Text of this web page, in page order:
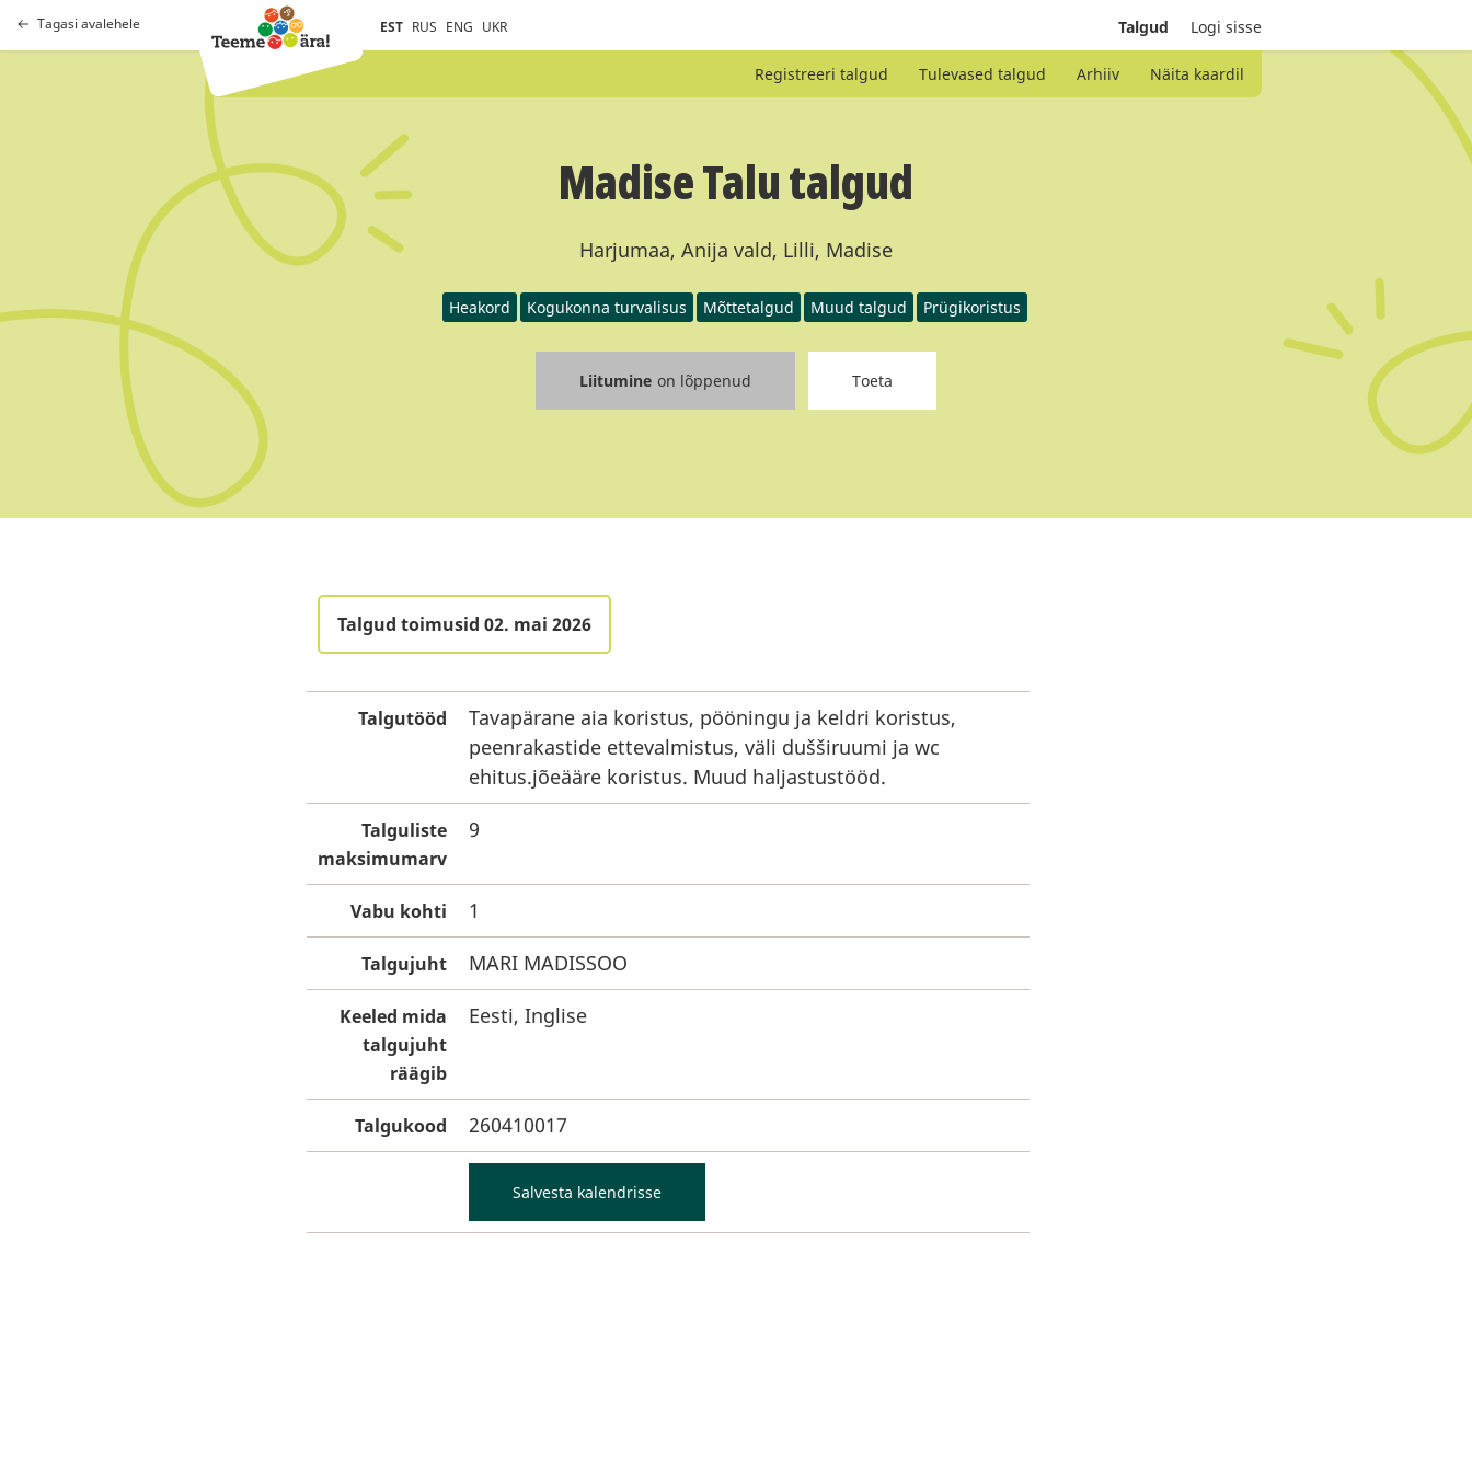
Tagasi avalehele EST RUS ENG UKR Talgud Logi sisse
Registreeri talgud Tulevased talgud Arhiiv Näita kaardil
Madise Talu talgud
Harjumaa, Anija vald, Lilli, Madise
Heakord Kogukonna turvalisus Mõttetalgud Muud talgud Prügikoristus
Liitumine on lõppenud Toeta
Talgud toimusid 02. mai 2026
Talgutööd
Tavapärane aia koristus, pööningu ja keldri koristus,
peenrakastide ettevalmistus, väli dušširuumi ja wc
ehitus.jõeääre koristus. Muud haljastustööd.
Talguliste
maksimumarv
9
Vabu kohti 1
Talgujuht MARI MADISSOO
Keeled mida
talgujuht
räägib
Eesti, Inglise
Talgukood 260410017
Salvesta kalendrisse